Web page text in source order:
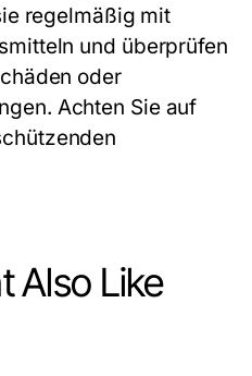
regelmäßig mit
und überprüfen
oder
Achten Sie auf
Also Like